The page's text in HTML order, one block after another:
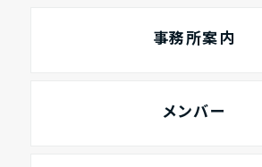
事務所案内
メンバー